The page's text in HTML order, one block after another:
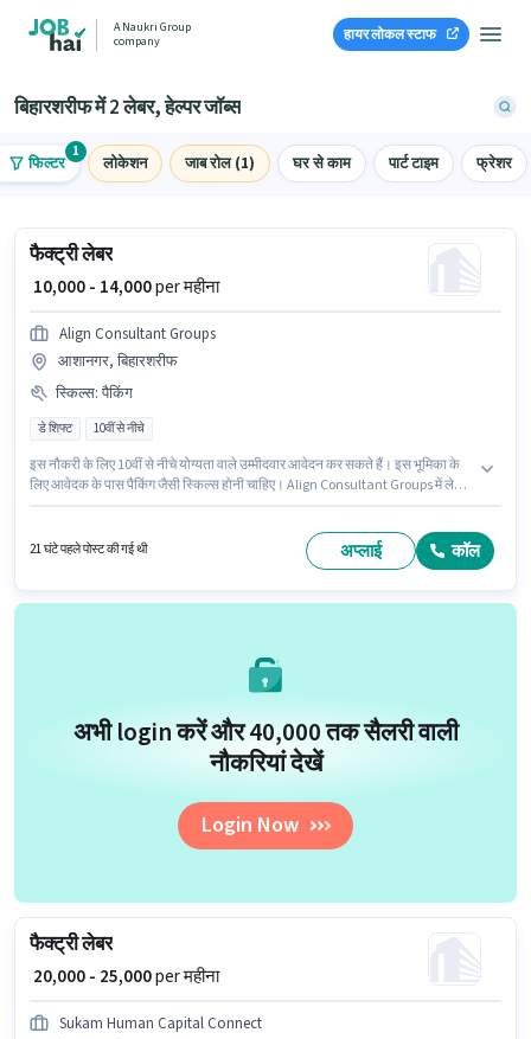
A Naukri Group
company
हायर लोकल स्टाफ
बिहारशरीफ में 2 लेबर, हेल्पर जॉब्स
फिल्टर
1
लोकेशन जाब रोल (1) घर से काम पार्ट टाइम फ्रेशर
फैक्ट्री लेबर
₹ 10,000 - 14,000per महीना
Align Consultant Groups
आशानगर, बिहारशरीफ
स्किल्स: पैकिंग
डे शिफ्ट 10वीं से नीचे
इस नौकरी के लिए 10वीं से नीचे योग्यता वाले उम्मीदवार आवेदन कर सकते हैं। इस भूमिका के
लिए आवेदक के पास पैकिंग जैसी स्किल्स होनी चाहिए। Align Consultant Groups में लेबर,
वेतन ₹14000 रहेगा। इस भूमिका में Fixed वेतन संरचना मिलती है।
21 घंटे पहले पोस्ट की गई थी अप्लाई कॉल
अभी login करें और ₹40,000 तक सैलरी वाली
नौकरियां देखें
Login Now
फैक्ट्री लेबर
₹ 20,000 - 25,000per महीना
Sukam Human Capital Connect